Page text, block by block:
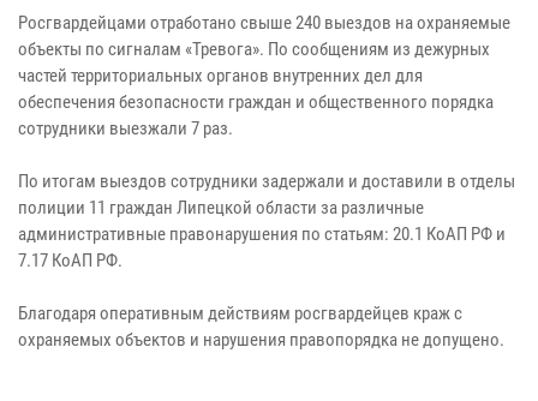
Росгвардейцами отработано свыше 240 выездов на охраняемые
объекты по сигналам «Тревога». По сообщениям из дежурных
частей территориальных органов внутренних дел для
обеспечения безопасности граждан и общественного порядка
сотрудники выезжали 7 раз.
По итогам выездов сотрудники задержали и доставили в отделы
полиции 11 граждан Липецкой области за различные
административные правонарушения по статьям: 20.1 КоАП РФ и
7.17 КоАП РФ.
Благодаря оперативным действиям росгвардейцев краж с
охраняемых объектов и нарушения правопорядка не допущено.